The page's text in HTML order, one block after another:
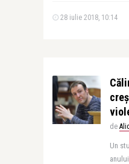
28 iulie 2018, 10:14
de
Un